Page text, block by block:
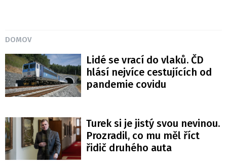
DOMOV
Lidé se vrací do vlaků. ČD
hlásí nejvíce cestujících od
pandemie covidu
Turek si je jistý svou nevinou.
Prozradil, co mu měl říct
řidič druhého auta